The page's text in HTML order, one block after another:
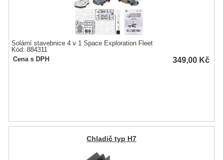
Solární stavebnice 4 v 1 Space Exploration Fleet
Kód: 884311
Cena s DPH
349,00 Kč
Chladič typ H7